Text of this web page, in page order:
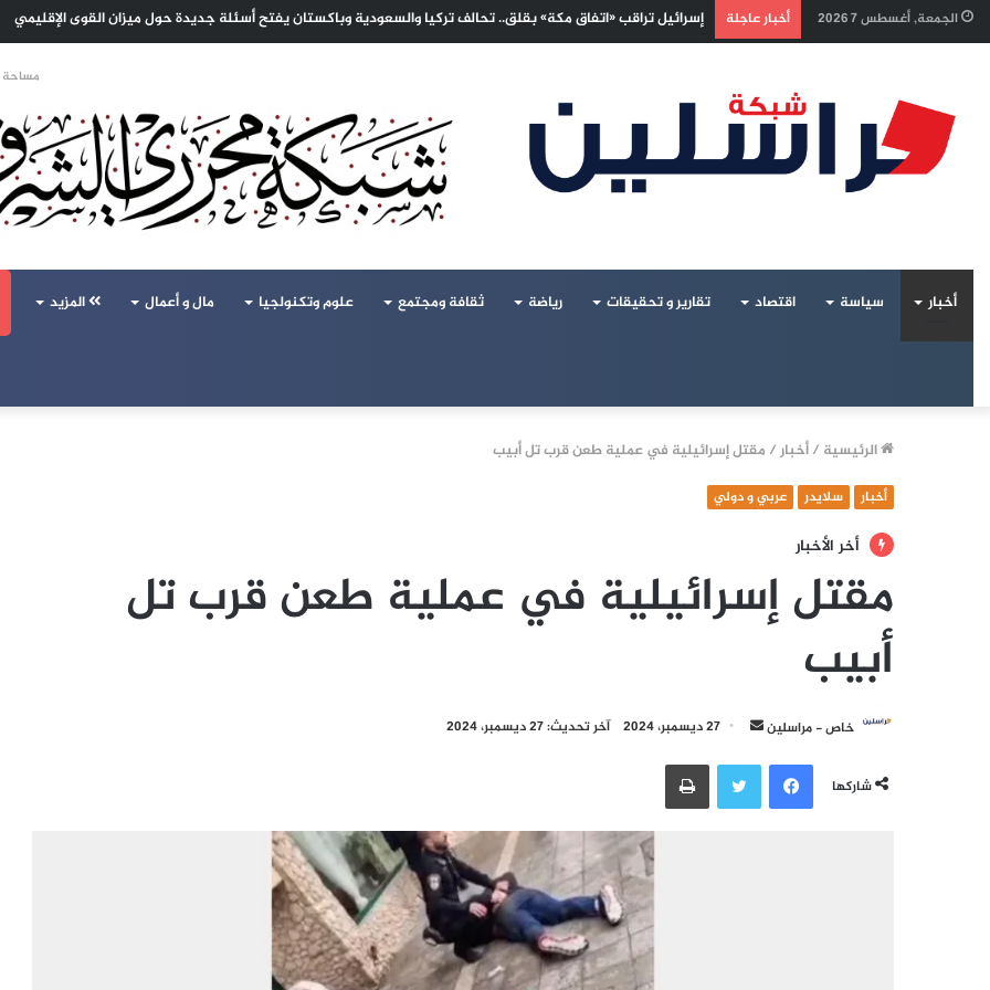
الجمعة, أغسطس 7 2026 أخبار عاجلة “وعينا يحمينا”… مبادرة فنية وإعلامية في الدامر لمواجهة اجتياح المخدرات لشباب السودان
مساحة
أخبار سياسة اقتصاد تقارير و تحقيقات رياضة ثقافة ومجتمع علوم وتكنولجيا مال و أعمال المزيد
الرئيسية /أخبار/ مقتل إسرائيلية في عملية طعن قرب تل أبيب
أخبار سلايدر عربي و دولي
أخر الأخبار
مقتل إسرائيلية في عملية طعن قرب تل
أبيب
خاص - مراسلين
أرسل
إلكترونيا
27 ديسمبر، 2024 آخر تحديث: 27 ديسمبر، 2024
شاركها
فيسبوكتويتر طباعة